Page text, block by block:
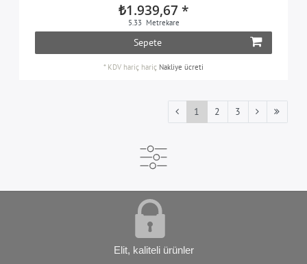
₺1.939,67 *
5.33 Metrekare
Sepete
* KDV hariç hariç Nakliye ücreti
1 2 3
Elit, kaliteli ürünler